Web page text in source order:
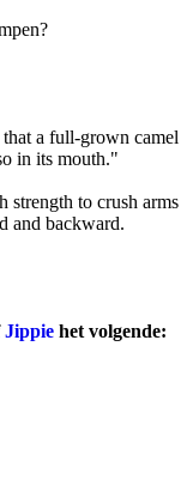
a full-grown camel
in its mouth."
strength to crush arms
and backward.
Jippie het volgende: